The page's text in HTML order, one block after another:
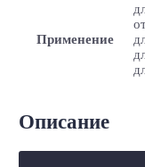
Применение
Описание